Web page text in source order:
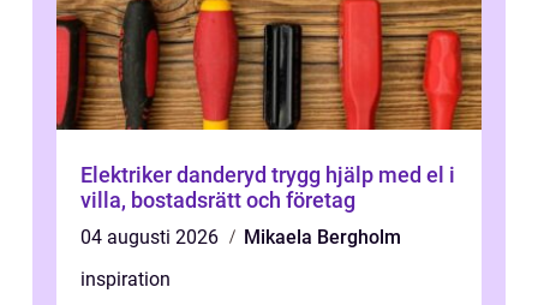
Elektriker danderyd trygg hjälp med el i
villa, bostadsrätt och företag
04 augusti 2026
Mikaela Bergholm
inspiration